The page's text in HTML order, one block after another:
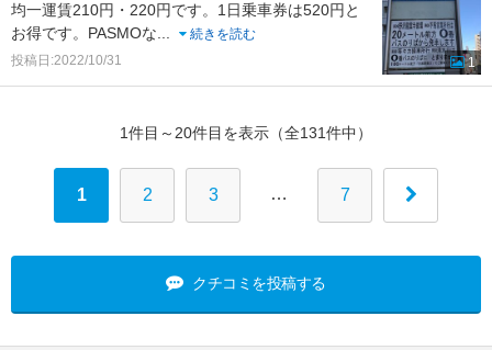
均一運賃210円・220円です。1日乗車券は520円と
お得です。PASMOな
続きを読む
投稿日:2022/10/31
1
1件目～20件目を表示（全131件中）
1 2 3 … 7
クチコミを投稿する